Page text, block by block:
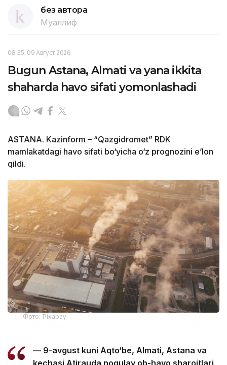
без автора
Муаллиф
08:35, 09 Август 2026
Bugun Astana, Almati va yana ikkita
shaharda havo sifati yomonlashadi
ASTANA. Kazinform – “Qazgidromet” RDK
mamlakatdagi havo sifati bo‘yicha o‘z prognozini e’lon
qildi.
Фото: Pixabay
— 9-avgust kuni Aqto‘be, Almati, Astana va
kechasi Atirauda noqulay ob-havo sharoitlari